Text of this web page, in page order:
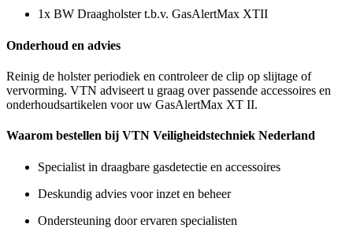
1x BW Draagholster t.b.v. GasAlertMax XTII
Onderhoud en advies
Reinig de holster periodiek en controleer de clip op slijtage of
vervorming. VTN adviseert u graag over passende accessoires en
onderhoudsartikelen voor uw GasAlertMax XT II.
Waarom bestellen bij VTN Veiligheidstechniek Nederland
Specialist in draagbare gasdetectie en accessoires
Deskundig advies voor inzet en beheer
Ondersteuning door ervaren specialisten